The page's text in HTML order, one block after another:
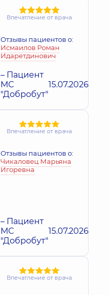
Впечатление от врача
Отзывы пациентов о:
Исмаилов Роман
Идаретдинович
– Пациент
МС
"Добробут"
15.07.2026
Впечатление от врача
Отзывы пациентов о:
Чикаловец Марьяна
Игоревна
– Пациент
МС
"Добробут"
15.07.2026
Впечатление от врача